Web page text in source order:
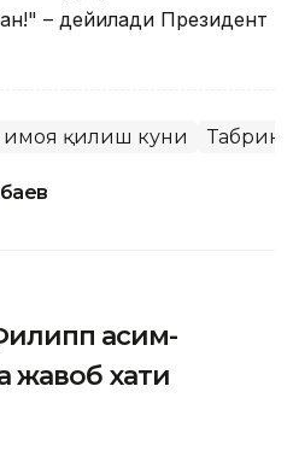
– дейилади Президент
қилиш куни Табрик
Қасим-
жавоб хати